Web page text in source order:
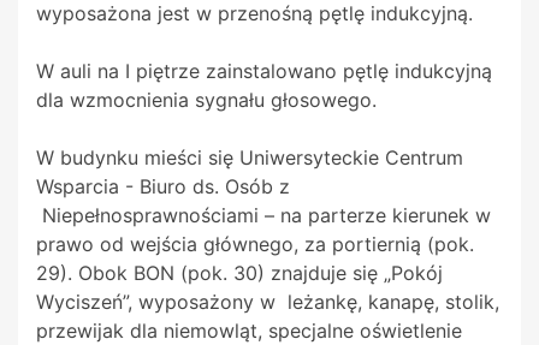
wyposażona jest w przenośną pętlę indukcyjną.
W auli na I piętrze zainstalowano pętlę indukcyjną
dla wzmocnienia sygnału głosowego.
W budynku mieści się Uniwersyteckie Centrum
Wsparcia - Biuro ds. Osób z
Niepełnosprawnościami – na parterze kierunek w
prawo od wejścia głównego, za portiernią (pok.
29). Obok BON (pok. 30) znajduje się „Pokój
Wyciszeń”, wyposażony w leżankę, kanapę, stolik,
przewijak dla niemowląt, specjalne oświetlenie